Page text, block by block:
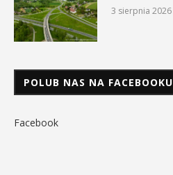
3 sierpnia 2026
POLUB NAS NA FACEBOOKU
Facebook